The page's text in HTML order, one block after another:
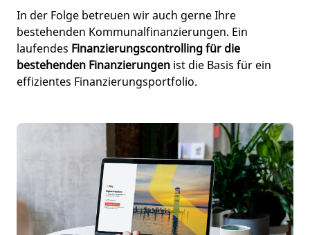
In der Folge betreuen wir auch gerne Ihre
bestehenden Kommunalfinanzierungen. Ein
laufendes Finanzierungscontrolling für die
bestehenden Finanzierungen ist die Basis für ein
effizientes Finanzierungsportfolio.